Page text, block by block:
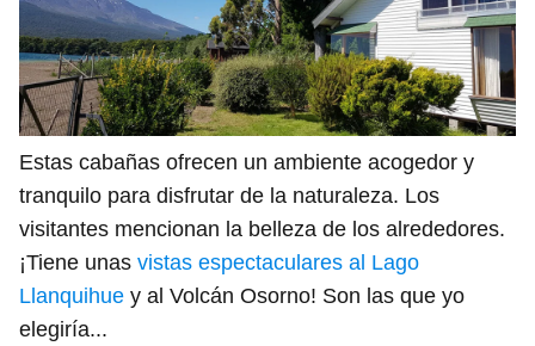
Estas cabañas ofrecen un ambiente acogedor y
tranquilo para disfrutar de la naturaleza. Los
visitantes mencionan la belleza de los alrededores.
¡Tiene unas vistas espectaculares al Lago
Llanquihue y al Volcán Osorno! Son las que yo
elegiría...